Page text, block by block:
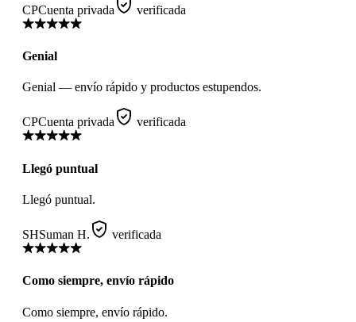
CPCuenta privada verificada
Genial
Genial — envío rápido y productos estupendos.
CPCuenta privada verificada
Llegó puntual
Llegó puntual.
SHSuman H. verificada
Como siempre, envío rápido
Como siempre, envío rápido.